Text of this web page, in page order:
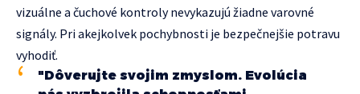
vizuálne a čuchové kontroly nevykazujú žiadne varovné
signály. Pri akejkolvek pochybnosti je bezpečnejšie potravu
vyhodiť.
"Dôverujte svojim zmyslom. Evolúcia